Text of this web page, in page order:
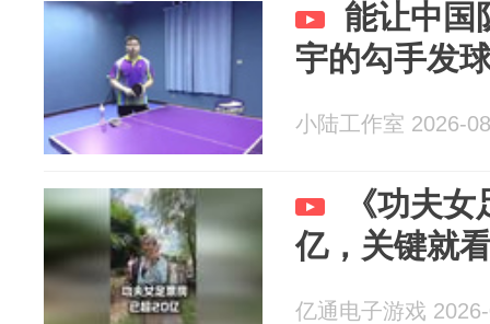
能让中国
宇的勾手发
小陆工作室 2026-
《功夫
亿，关键就
亿通电子游戏